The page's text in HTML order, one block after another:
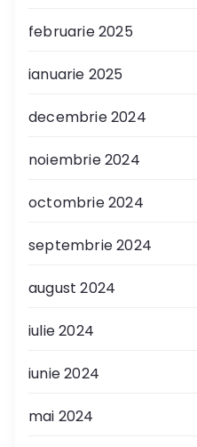
februarie 2025
ianuarie 2025
decembrie 2024
noiembrie 2024
octombrie 2024
septembrie 2024
august 2024
iulie 2024
iunie 2024
mai 2024